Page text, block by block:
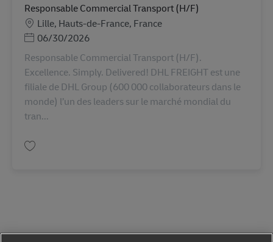
Responsable Commercial Transport (H/F)
LokasiLille, Hauts-de-France, France
Posted Date
06/30/2026
Responsable Commercial Transport (H/F).
Excellence. Simply. Delivered! DHL FREIGHT est une
filiale de DHL Group (600 000 collaborateurs dans le
monde) l’un des leaders sur le marché mondial du
tran...